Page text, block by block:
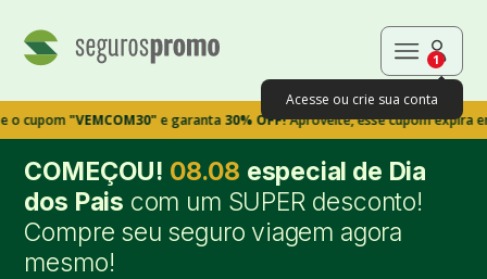
1
Acesse ou crie sua conta
"VEMCOM30"e garanta30% OFF!Aproveite, esse cupom expira em
COMEÇOU! 08.08 especial de Dia
dos Pais com um SUPER desconto!
Compre seu seguro viagem agora
mesmo!